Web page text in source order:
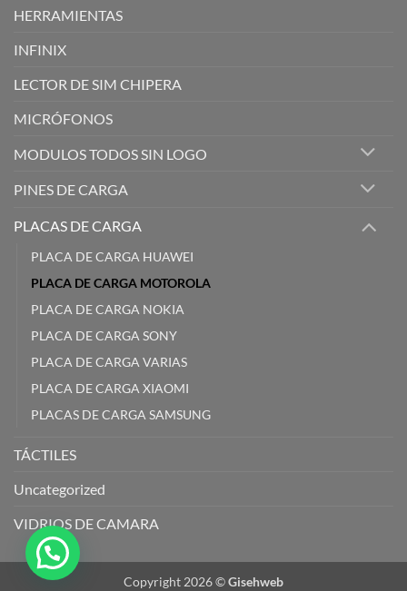
HERRAMIENTAS
INFINIX
LECTOR DE SIM CHIPERA
MICRÓFONOS
MODULOS TODOS SIN LOGO
PINES DE CARGA
PLACAS DE CARGA
PLACA DE CARGA HUAWEI
PLACA DE CARGA MOTOROLA
PLACA DE CARGA NOKIA
PLACA DE CARGA SONY
PLACA DE CARGA VARIAS
PLACA DE CARGA XIAOMI
PLACAS DE CARGA SAMSUNG
TÁCTILES
Uncategorized
VIDRIOS DE CAMARA
Copyright 2026 ©Gisehweb